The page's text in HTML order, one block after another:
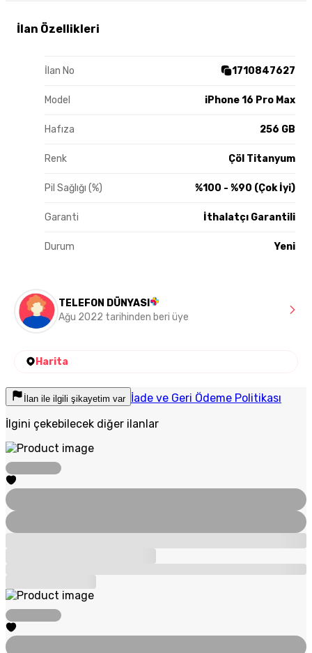
İlan Özellikleri
İlan No 1710847627
Model iPhone 16 Pro Max
Hafıza 256 GB
Renk Çöl Titanyum
Pil Sağlığı (%) %100 - %90 (Çok İyi)
Garanti İthalatçı Garantili
Durum Yeni
TELEFON DÜNYASI
Ağu 2022 tarihinden beri üye
Harita
İlan ile ilgili şikayetim var İade ve Geri Ödeme Politikası
İlgini çekebilecek diğer ilanlar